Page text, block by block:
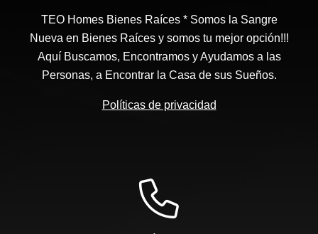
TEO Homes Bienes Raíces * Somos la Sangre
Nueva en Bienes Raíces y somos tu mejor opción!!!
Aquí Buscamos, Encontramos y Ayudamos a las
Personas, a Encontrar la Casa de sus Sueños.
Políticas de privacidad